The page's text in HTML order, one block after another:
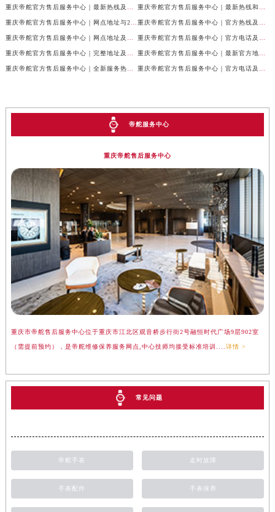
帝舵服务中心
重庆帝舵售后服务中心
重庆市帝舵售后服务中心位于重庆市江北区观音桥步行街2号融恒时代广场9层902室
（需提前预约），是帝舵维修保养服务网点,中心技师均接受标准培训.... 详情 >
常见问题
帝舵手表 走时故障
手表配件 手表保养